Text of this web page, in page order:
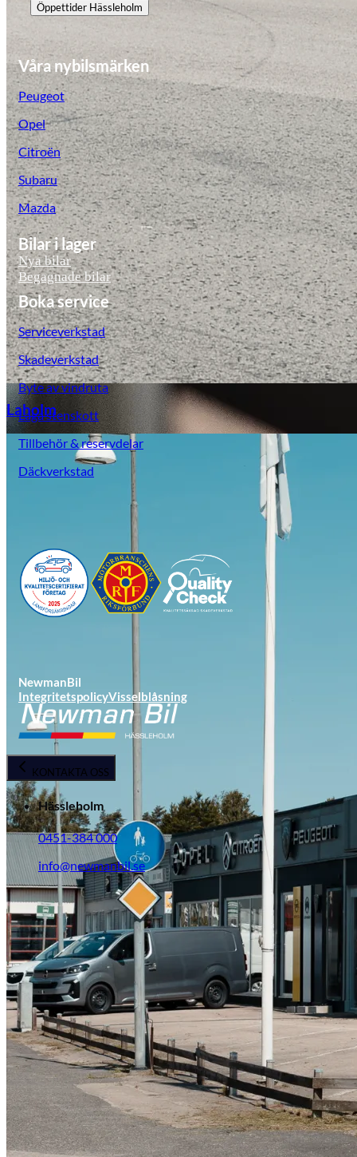
Laga stenskott
Laholm
Öppettider Hässleholm
Våra nybilsmärken
Peugeot
Opel
Citroën
Subaru
Mazda
Bilar i lager
Nya bilar
Begagnade bilar
Boka service
Serviceverkstad
Skadeverkstad
Byte av vindruta
Laga stenskott
Tillbehör & reservdelar
Däckverkstad
NewmanBil
IntegritetspolicyVisselblåsning
KONTAKTA OSS
Hässleholm
0451-384 000
info@newmanbil.se